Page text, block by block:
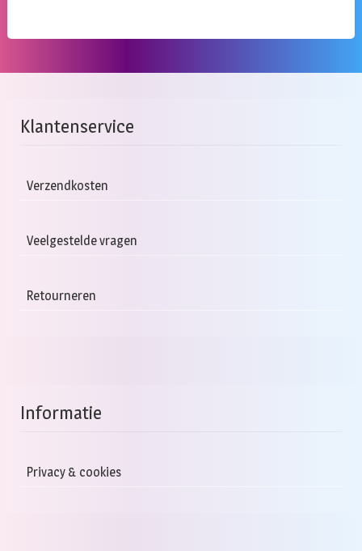
Klantenservice
Verzendkosten
Veelgestelde vragen
Retourneren
Informatie
Privacy & cookies